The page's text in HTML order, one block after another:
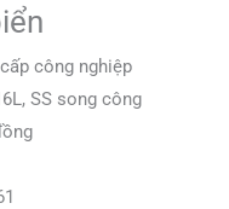
công nghiệp
SS song công